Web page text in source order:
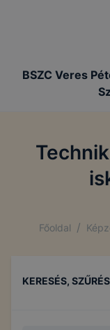
BSZC Veres
Főoldal /
KERESÉS, SZŰRÉS